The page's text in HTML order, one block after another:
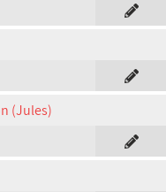
(Jules)